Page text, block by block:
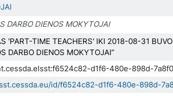
DARBO DIENOS MOKYTOJAI
'PART-TIME TEACHERS' IKI 2018-08-31
DARBO DIENOS MOKYTOJAI”
d1f6-480e-898d-
id/f6524c82-d1f6-480e-898d-